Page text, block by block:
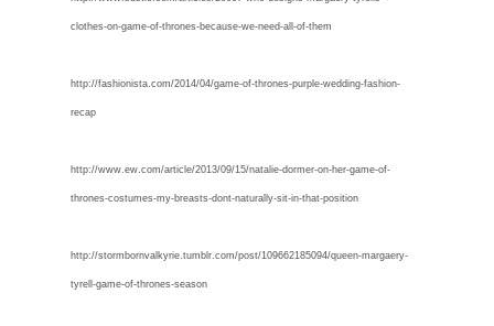
clothes-on-game-of-thrones-because-we-need-all-of-them
http://fashionista.com/2014/04/game-of-thrones-purple-wedding-fashion-
recap
http://www.ew.com/article/2013/09/15/natalie-dormer-on-her-game-of-
thrones-costumes-my-breasts-dont-naturally-sit-in-that-position
http://stormbornvalkyrie.tumblr.com/post/109662185094/queen-margaery-
tyrell-game-of-thrones-season